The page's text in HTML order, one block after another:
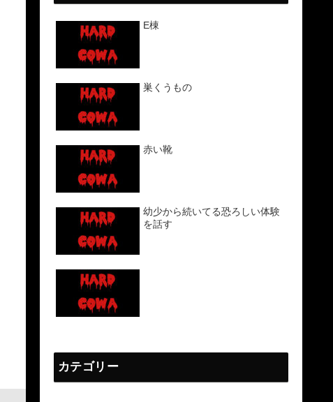
E棟
巣くうもの
赤い靴
幼少から続いてる恐ろしい体験
を話す
カテゴリー